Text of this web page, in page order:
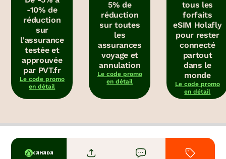
-10% de
réduction
sur
l'assurance
testée et
approuvée
par PVT.fr
Le code promo
en détail
5% de
réduction
sur toutes
les
assurances
voyage et
annulation
Le code promo
en détail
tous les
forfaits
eSIM Holafly
pour rester
connecté
partout
dans le
monde
Le code promo
en détail
CANADA